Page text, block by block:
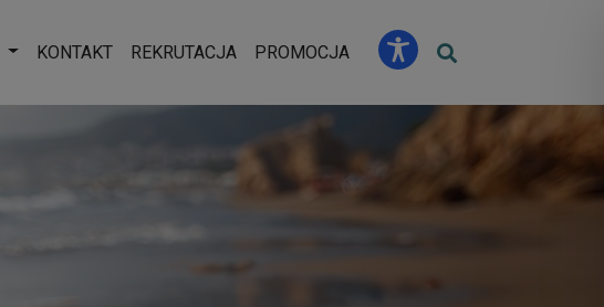
Rozwiń menu
KONTAKT REKRUTACJA PROMOCJA